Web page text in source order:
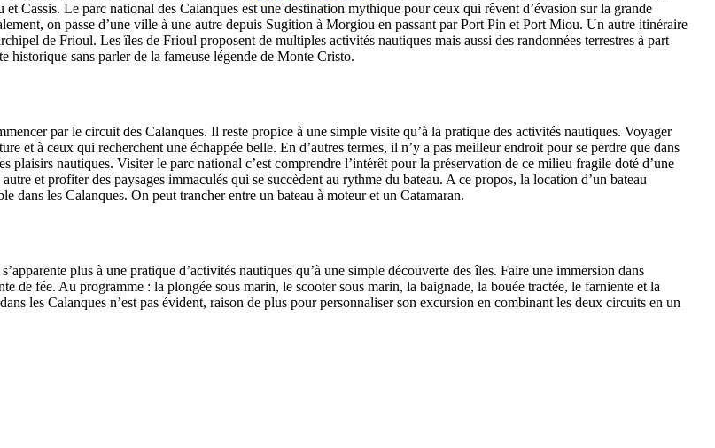
Cassis. Le parc national des Calanques est une destination mythique pour ceux qui rêvent d’évasion sur la grande
on passe d’une ville à une autre depuis Sugition à Morgiou en passant par Port Pin et Port Miou. Un autre itinéraire
de Frioul. Les îles de Frioul proposent de multiples activités nautiques mais aussi des randonnées terrestres à part
historique sans parler de la fameuse légende de Monte Cristo.
par le circuit des Calanques. Il reste propice à une simple visite qu’à la pratique des activités nautiques. Voyager
et à ceux qui recherchent une échappée belle. En d’autres termes, il n’y a pas meilleur endroit pour se perdre que dans
plaisirs nautiques. Visiter le parc national c’est comprendre l’intérêt pour la préservation de ce milieu fragile doté d’une
et profiter des paysages immaculés qui se succèdent au rythme du bateau. A ce propos, la location d’un bateau
dans les Calanques. On peut trancher entre un bateau à moteur et un Catamaran.
plus à une pratique d’activités nautiques qu’à une simple découverte des îles. Faire une immersion dans
de fée. Au programme : la plongée sous marin, le scooter sous marin, la baignade, la bouée tractée, le farniente et la
les Calanques n’est pas évident, raison de plus pour personnaliser son excursion en combinant les deux circuits en un